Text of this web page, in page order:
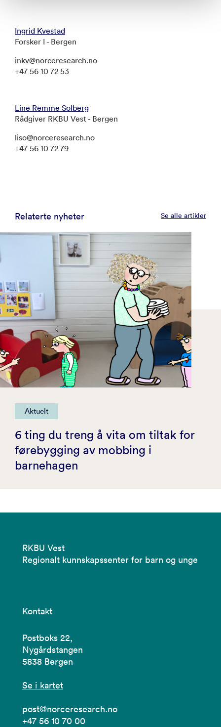
Ingrid Kvestad
Forsker I - Bergen
inkv@norceresearch.no
+47 56 10 72 53
Line Remme Solberg
Rådgiver RKBU Vest - Bergen
liso@norceresearch.no
+47 56 10 72 79
Relaterte nyheter Se alle artikler
Aktuelt
6 ting du treng å vita om tiltak for
førebygging av mobbing i
barnehagen
RKBU Vest
Regionalt kunnskapssenter for barn og unge
Kontakt
Postboks 22,
Nygårdstangen
5838 Bergen
Se i kartet
post@norceresearch.no
+47 56 10 70 00